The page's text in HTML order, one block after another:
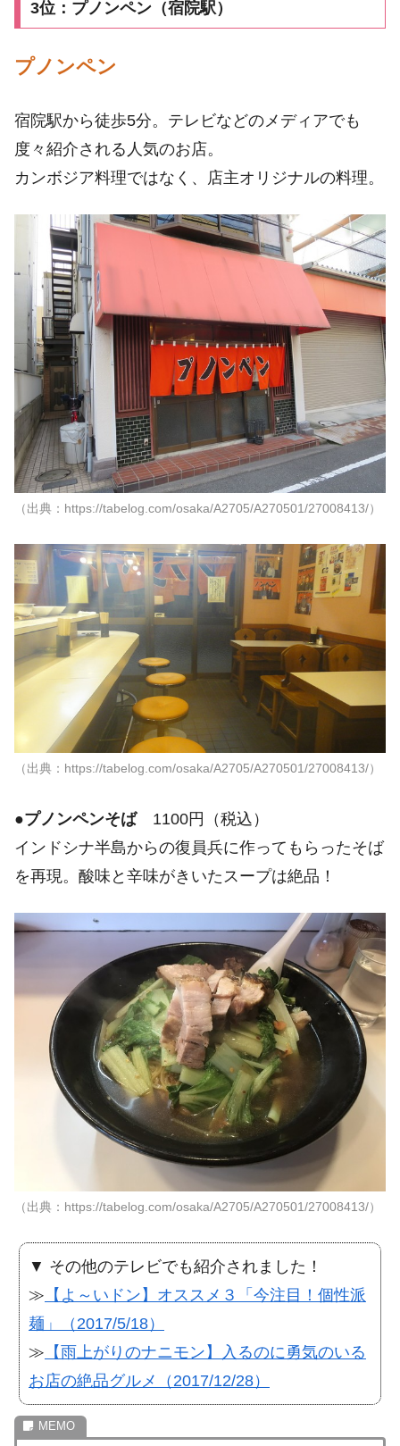
3位：プノンペン（宿院駅）
プノンペン
宿院駅から徒歩5分。テレビなどのメディアでも
度々紹介される人気のお店。
カンボジア料理ではなく、店主オリジナルの料理。
（出典：https://tabelog.com/osaka/A2705/A270501/27008413/）
（出典：https://tabelog.com/osaka/A2705/A270501/27008413/）
●プノンペンそば1100円（税込）
インドシナ半島からの復員兵に作ってもらったそば
を再現。酸味と辛味がきいたスープは絶品！
（出典：https://tabelog.com/osaka/A2705/A270501/27008413/）
▼ その他のテレビでも紹介されました！
≫ 【よ～いドン】オススメ３「今注目！個性派
麺」（2017/5/18）
≫ 【雨上がりのナニモン】入るのに勇気のいる
お店の絶品グルメ（2017/12/28）